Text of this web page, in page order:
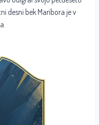
desni bek Maribora je v